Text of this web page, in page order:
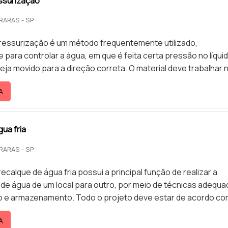
- SP
é um método frequentemente utilizado,
para controlar a água, em que é feita certa pressão no
para a direção correta. O material deve trabalhar na
visando manter a pressão constante através do ajuste
rotação da bomba, que faz com que, quando a vazão de
a bomba hidráulica desligue automaticamente, como
fria
- SP
de água fria possui a principal função de realizar a
água de um local para outro, por meio de técnicas
e armazenamento. Todo o projeto deve estar de acordo
e determinações dos órgãos responsáveis,
O material utilizado para o recalque de água precisa ser